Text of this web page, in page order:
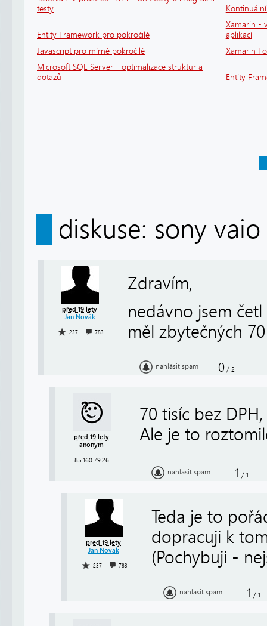
testy
Entity Framework pro pokročilé
Xamarin -
aplikací
Javascript pro mírně pokročilé
Xamarin
Microsoft SQL Server - optimalizace struktur a
dotazů
Entity
diskuse: sony vaio
před 19 lety
Jan Novák
237 783
Zdravím,
nedávno jsem
měl zbytečných
nahlásit spam 0 / 2
před 19 lety
anonym
85.160.79.26
70 tisíc bez
Ale je to
nahlásit spam -1 / 1
před 19 lety
Jan Novák
237 783
Teda je to
dopracuji k
(Pochybuji -
nahlásit spam -1 / 1